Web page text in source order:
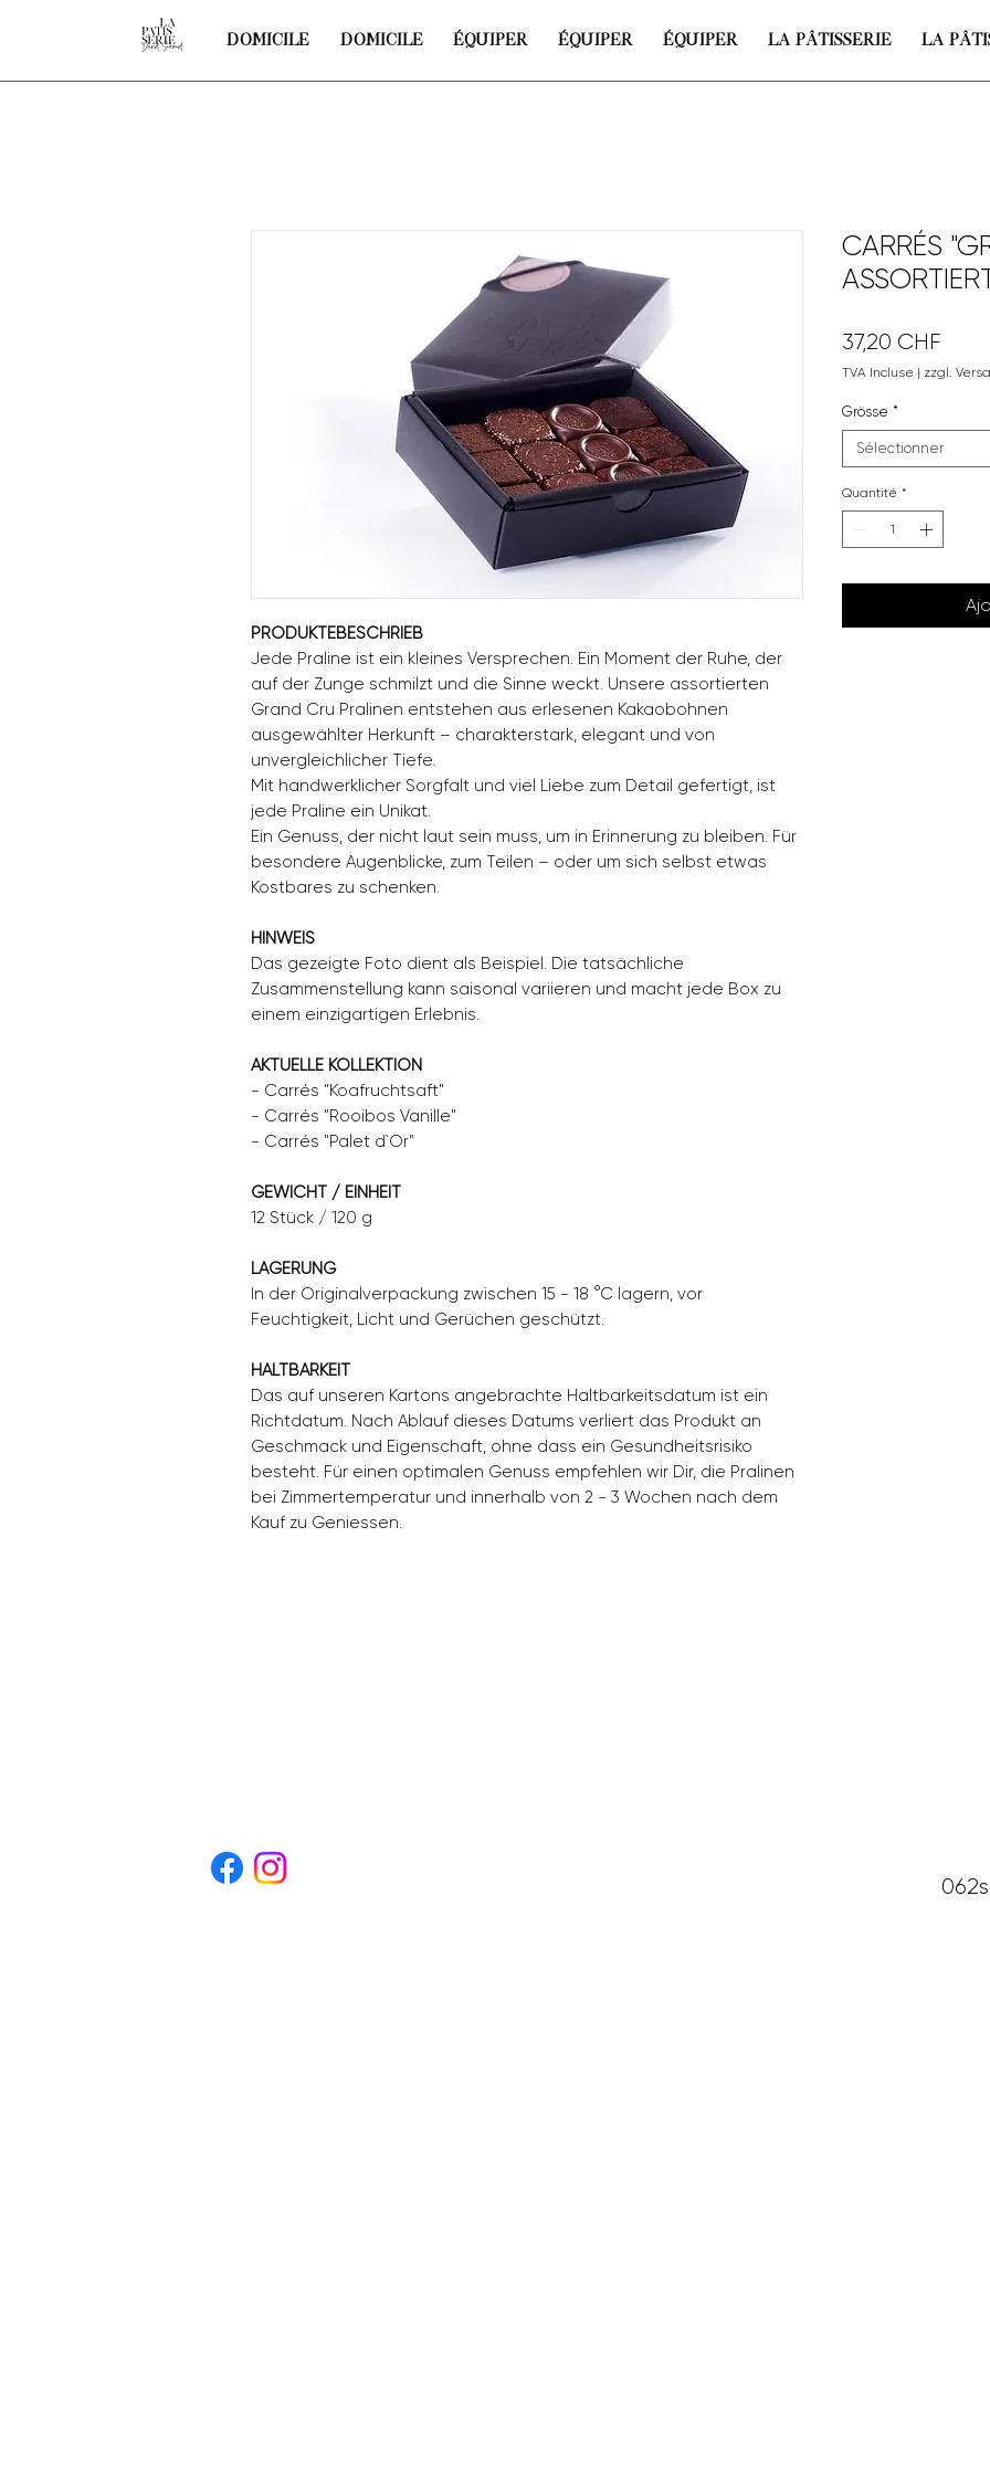
DOMICILE DOMICILE ÉQUIPER ÉQUIPER ÉQUIPER LA PÂTISSERIE LA
PRODUKTEBESCHRIEB
Jede Praline ist ein kleines Versprechen. Ein Moment der Ruhe, der
auf der Zunge schmilzt und die Sinne weckt. Unsere assortierten
Grand Cru Pralinen entstehen aus erlesenen Kakaobohnen
ausgewählter Herkunft – charakterstark, elegant und von
unvergleichlicher Tiefe.
Mit handwerklicher Sorgfalt und viel Liebe zum Detail gefertigt, ist
jede Praline ein Unikat.
Ein Genuss, der nicht laut sein muss, um in Erinnerung zu bleiben. Für
besondere Augenblicke, zum Teilen – oder um sich selbst etwas
Kostbares zu schenken.
HINWEIS
Das gezeigte Foto dient als Beispiel. Die tatsächliche
Zusammenstellung kann saisonal variieren und macht jede Box zu
einem einzigartigen Erlebnis.
AKTUELLE KOLLEKTION
- Carrés "Koafruchtsaft"
- Carrés "Rooibos Vanille"
- Carrés "Palet d`Or"
GEWICHT / EINHEIT
12 Stück / 120 g
LAGERUNG
In der Originalverpackung zwischen 15 - 18 °C lagern, vor
Feuchtigkeit, Licht und Gerüchen geschützt.
HALTBARKEIT
Das auf unseren Kartons angebrachte Haltbarkeitsdatum ist ein
Richtdatum. Nach Ablauf dieses Datums verliert das Produkt an
Geschmack und Eigenschaft, ohne dass ein Gesundheitsrisiko
besteht. Für einen optimalen Genuss empfehlen wir Dir, die Pralinen
bei Zimmertemperatur und innerhalb von 2 - 3 Wochen nach dem
Kauf zu Geniessen.
CARRÉS
37,20 CHFPrix
TVA Incluse | zzgl.
Grösse *
Sélectionner
Quantité *